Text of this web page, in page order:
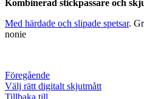
Kombinerad stickpassare och
Med härdade och slipade spetsar.
nonie
Föregående
Välj rätt digitalt skjutmått
Tillbaka till